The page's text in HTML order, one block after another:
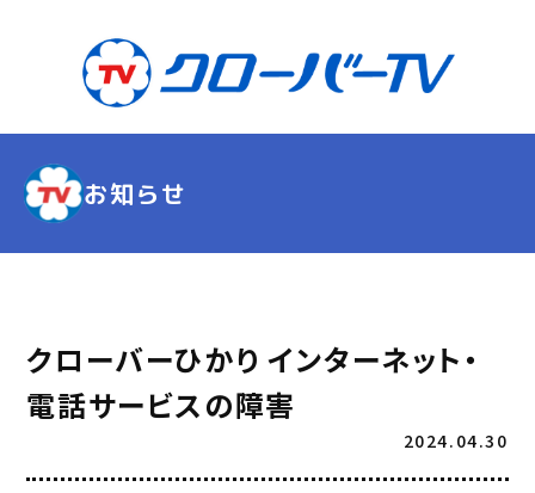
お知らせ
クローバーひかり インターネット・
電話サービスの障害
2024.04.30